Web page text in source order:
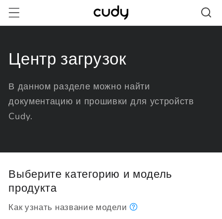
к
Центр загрузок
В данном разделе можно найти
документацию и прошивки для устройств
Cudy.
Выберите категорию и модель
продукта
Как узнать название модели